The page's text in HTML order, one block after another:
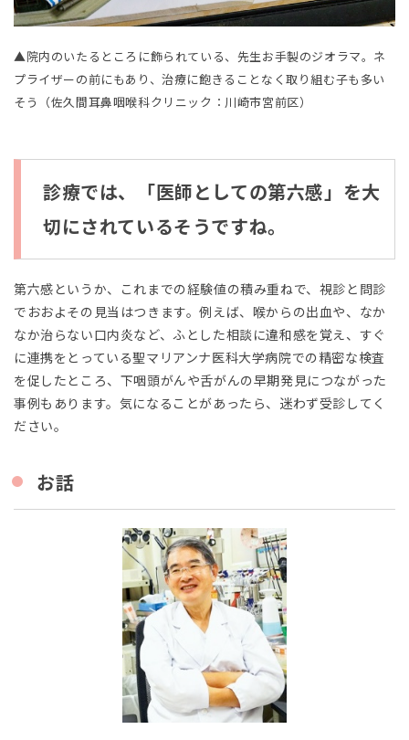
お
▲院内のいたるところに飾られている、先生お手製のジオラマ。ネ
プライザーの前にもあり、治療に飽きることなく取り組む子も多い
そう（佐久間耳鼻咽喉科クリニック：川崎市宮前区）
診療では、「医師としての第六感」を大
切にされているそうですね。
第六感というか、これまでの経験値の積み重ねで、視診と問診
でおおよその見当はつきます。例えば、喉からの出血や、なか
なか治らない口内炎など、ふとした相談に違和感を覚え、すぐ
に連携をとっている聖マリアンナ医科大学病院での精密な検査
を促したところ、下咽頭がんや舌がんの早期発見につながった
事例もあります。気になることがあったら、迷わず受診してく
ださい。
お話